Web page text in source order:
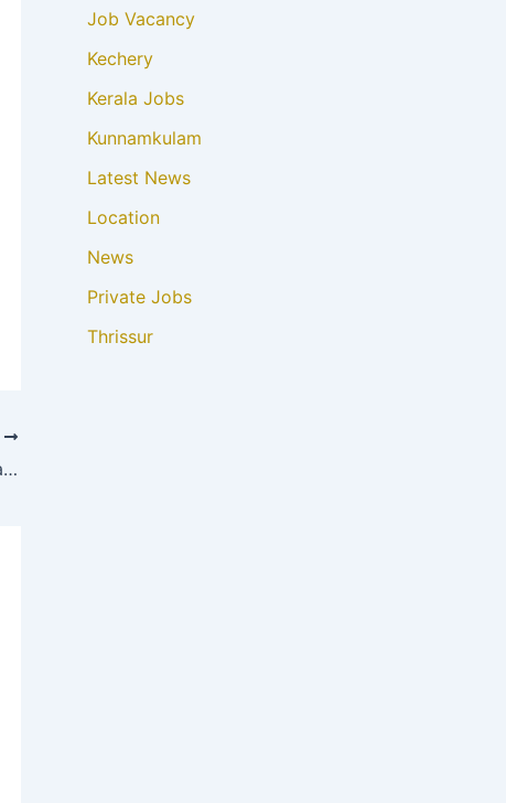
Employment Exchange latest job vacancy 2023
Job Vacancy
Kechery
Kerala Jobs
Kunnamkulam
Latest News
Location
News
Private Jobs
Thrissur